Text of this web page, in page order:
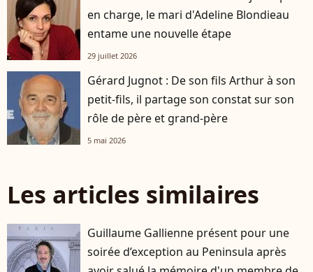
en charge, le mari d'Adeline Blondieau
entame une nouvelle étape
29 juillet 2026
Gérard Jugnot : De son fils Arthur à son
petit-fils, il partage son constat sur son
rôle de père et grand-père
5 mai 2026
Les articles similaires
Guillaume Gallienne présent pour une
soirée d’exception au Peninsula après